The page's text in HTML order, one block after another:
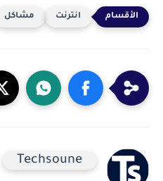
انترنت مشاكل
Techsoune